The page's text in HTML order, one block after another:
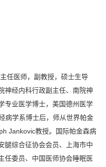
任医师，副教授，硕士生导
神经内科行政副主任、南院神
专业医学博士，美国德州医学
病学系博士后，师从世界帕金
Jankovic教授。国际帕金森病
腿综合征协会会员、上海市中
任委员、中国医师协会睡眠医